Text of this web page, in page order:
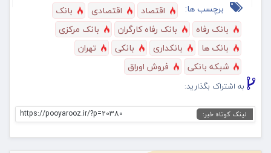
برچسب ها: اقتصاد اقتصادی
بانک
بانک رفاه
بانک رفاه کارگران
بانک مرکزی
بانک ها
بانکداری بانکی
تهران
شبکه بانکی
فروش اوراق
به اشتراک بگذارید:
لینک کوتاه خبر: https://pooyarooz.ir/?p=20380